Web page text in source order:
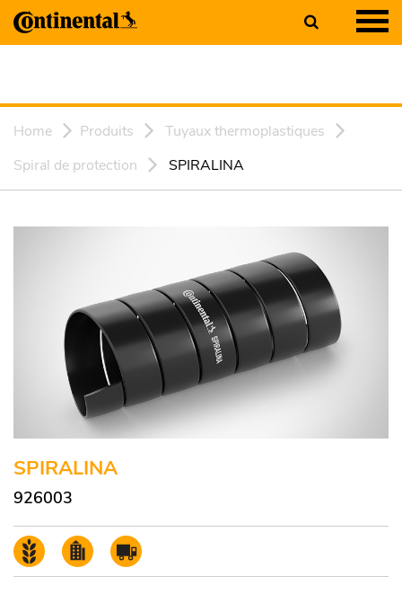
Home Produits
Tuyaux thermoplastiques
Spiral de protection
SPIRALINA
SPIRALINA
926003